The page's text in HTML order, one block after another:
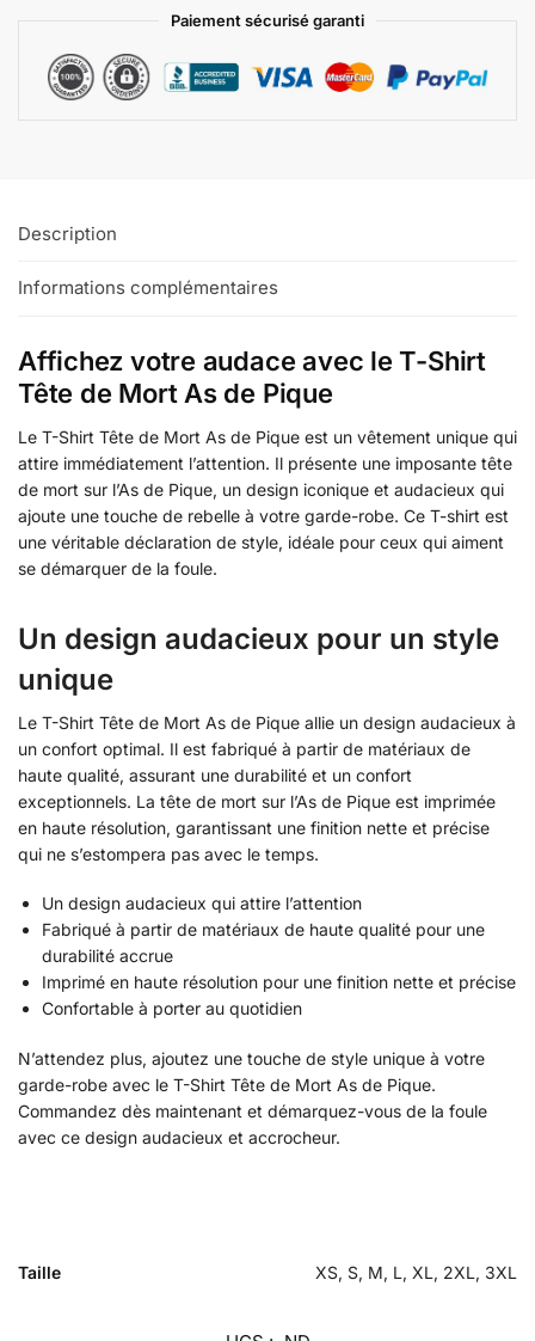
Paiement sécurisé garanti
Description
Informations complémentaires
Affichez votre audace avec le T-Shirt
Tête de Mort As de Pique
Le T-Shirt Tête de Mort As de Pique est un vêtement unique qui
attire immédiatement l’attention. Il présente une imposante tête
de mort sur l’As de Pique, un design iconique et audacieux qui
ajoute une touche de rebelle à votre garde-robe. Ce T-shirt est
une véritable déclaration de style, idéale pour ceux qui aiment
se démarquer de la foule.
Un design audacieux pour un style
unique
Le T-Shirt Tête de Mort As de Pique allie un design audacieux à
un confort optimal. Il est fabriqué à partir de matériaux de
haute qualité, assurant une durabilité et un confort
exceptionnels. La tête de mort sur l’As de Pique est imprimée
en haute résolution, garantissant une finition nette et précise
qui ne s’estompera pas avec le temps.
Un design audacieux qui attire l’attention
Fabriqué à partir de matériaux de haute qualité pour une
durabilité accrue
Imprimé en haute résolution pour une finition nette et précise
Confortable à porter au quotidien
N’attendez plus, ajoutez une touche de style unique à votre
garde-robe avec le T-Shirt Tête de Mort As de Pique.
Commandez dès maintenant et démarquez-vous de la foule
avec ce design audacieux et accrocheur.
Taille XS, S, M, L, XL, 2XL, 3XL